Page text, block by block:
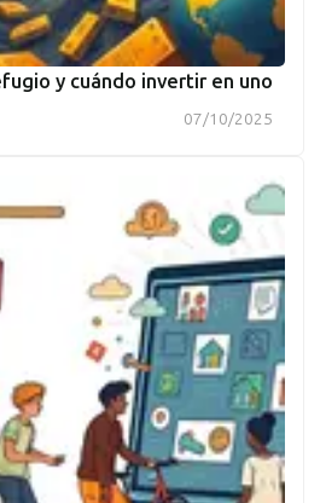
y cuándo invertir en uno
07/10/2025